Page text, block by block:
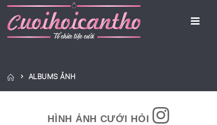
ALBUMS ẢNH
HÌNH ẢNH CƯỚI HỎI